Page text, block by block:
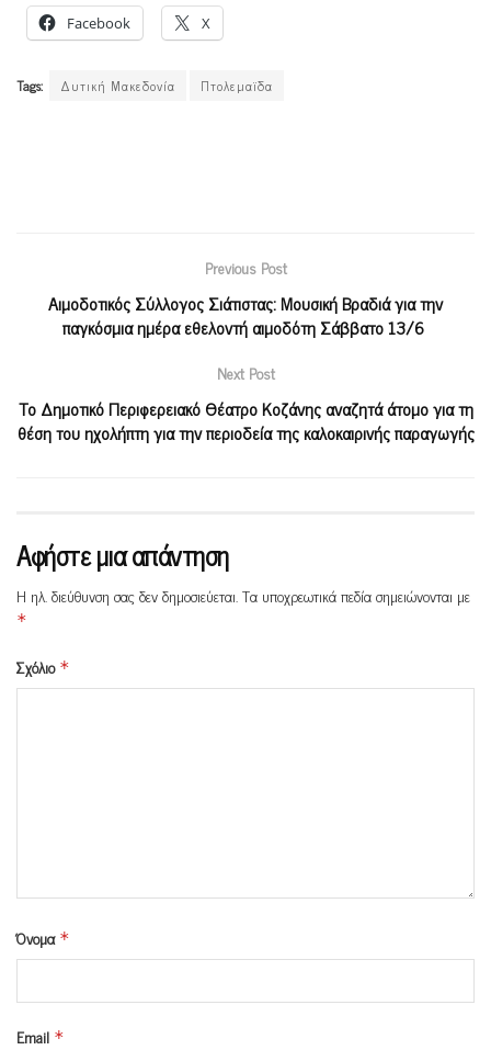
Facebook X
Tags: Δυτική Μακεδονία Πτολεμαϊδα
Previous Post
Αιμοδοτικός Σύλλογος Σιάτιστας: Μουσική Βραδιά για την
παγκόσμια ημέρα εθελοντή αιμοδότη Σάββατο 13/6
Next Post
Το Δημοτικό Περιφερειακό Θέατρο Κοζάνης αναζητά άτομο για τη
θέση του ηχολήπτη για την περιοδεία της καλοκαιρινής παραγωγής
Αφήστε μια απάντηση
Η ηλ. διεύθυνση σας δεν δημοσιεύεται.Τα υποχρεωτικά πεδία σημειώνονται με
*
Σχόλιο *
Όνομα *
Email *